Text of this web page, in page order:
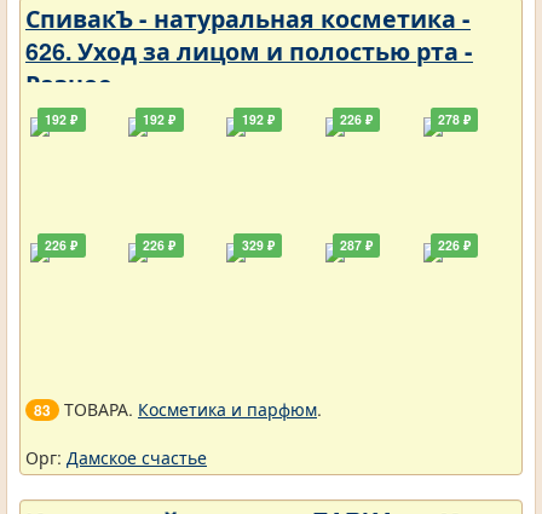
СпивакЪ - натуральная косметика -
626. Уход за лицом и полостью рта -
Разное
192 ₽
226 ₽
192 ₽
226 ₽
192 ₽
329 ₽
226 ₽
287 ₽
278 ₽
226 ₽
83 ТОВАРА. Косметика и парфюм.
Орг: Дамское счастье